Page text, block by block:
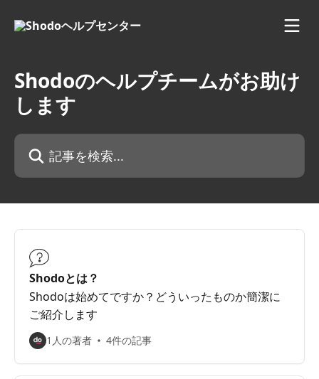
Shodoのヘルプチームがお助け
します
記事を検索...
Shodoとは？
Shodoは始めてですか？どういったものか簡潔に
ご紹介します
1人の著者 4件の記事